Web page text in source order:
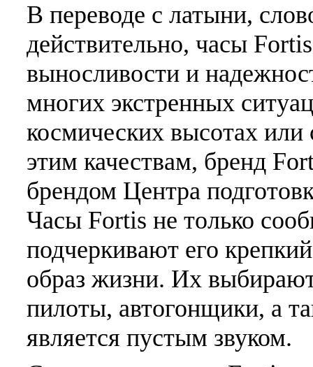
В переводе с латыни,
действительно, часы
выносливости и
многих экстренных
космических высотах или
этим качествам, бренд
брендом Центра
Часы Fortis не только
подчеркивают его
образ жизни. Их
пилоты, автогонщики, а
является пустым звуком.